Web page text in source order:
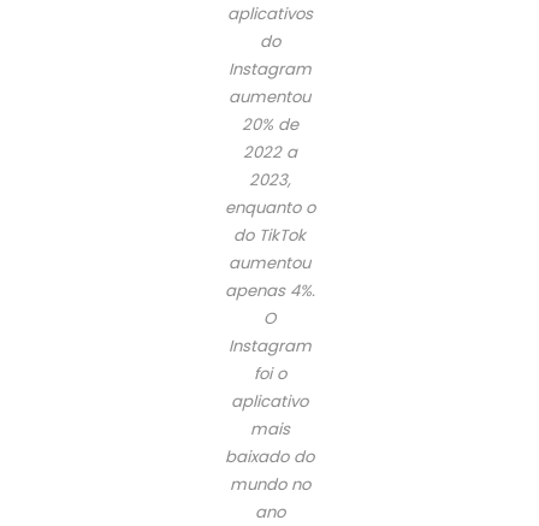
aplicativos
do
Instagram
aumentou
20% de
2022 a
2023,
enquanto o
do TikTok
aumentou
apenas 4%.
O
Instagram
foi o
aplicativo
mais
baixado do
mundo no
ano